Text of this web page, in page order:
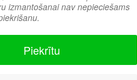
izmantošanai nav nepieciešams
Piekrītu